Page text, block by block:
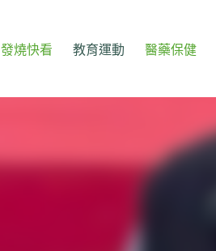
發燒快看 教育運動 醫藥保健